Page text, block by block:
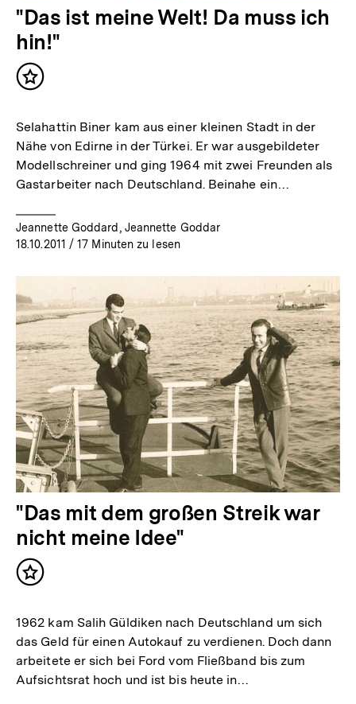
"Das ist meine Welt! Da muss ich
hin!"
Inhalt
Selahattin Biner kam aus einer kleinen Stadt in der
Nähe von Edirne in der Türkei. Er war ausgebildeter
Modellschreiner und ging 1964 mit zwei Freunden als
Gastarbeiter nach Deutschland. Beinahe ein…
Jeannette Goddard, Jeannette Goddar
18.10.2011 / 17 Minuten zu lesen
"Das mit dem großen Streik war
nicht meine Idee"
Inhalt
1962 kam Salih Güldiken nach Deutschland um sich
das Geld für einen Autokauf zu verdienen. Doch dann
arbeitete er sich bei Ford vom Fließband bis zum
Aufsichtsrat hoch und ist bis heute in…